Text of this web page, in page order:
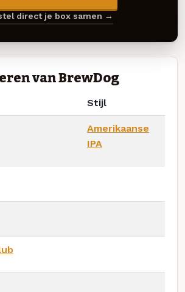
direct je box samen →
van BrewDog
Stijl
Amerikaanse
IPA